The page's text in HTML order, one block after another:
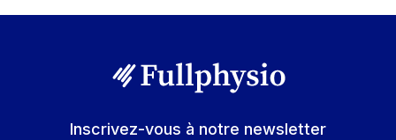
Inscrivez-vous à notre newsletter